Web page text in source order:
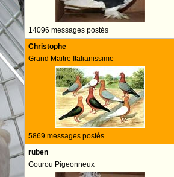
14096 messages postés
Christophe
Grand Maitre Italianissime
5869 messages postés
ruben
Gourou Pigeonneux